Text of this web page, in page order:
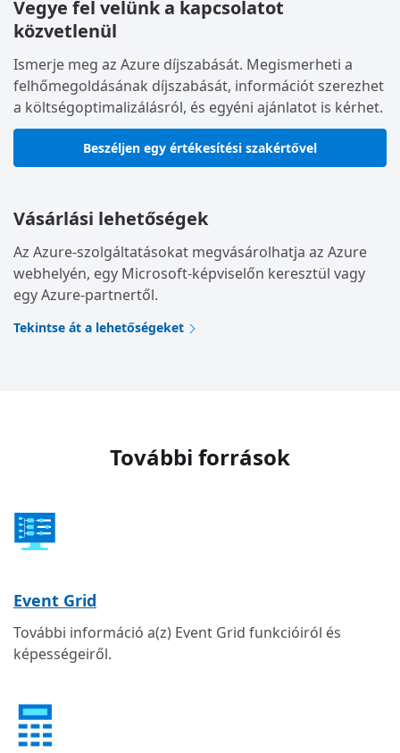
Vegye fel velünk a kapcsolatot
közvetlenül
Ismerje meg az Azure díjszabását. Megismerheti a
felhőmegoldásának díjszabását, információt szerezhet
a költségoptimalizálásról, és egyéni ajánlatot is kérhet.
Beszéljen egy értékesítési szakértővel
Vásárlási lehetőségek
Az Azure-szolgáltatásokat megvásárolhatja az Azure
webhelyén, egy Microsoft-képviselőn keresztül vagy
egy Azure-partnertől.
Tekintse át a lehetőségeket
További források
Event Grid
További információ a(z) Event Grid funkcióiról és
képességeiről.